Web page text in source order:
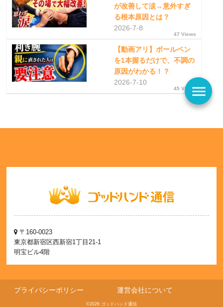
が改善して涙→意外すぎ
る根本原因とは？
2026-7-8
47 Views
【動画アリ】ボールペン
を1本握るだけで、不調の
原因がわかる！？
2026-7-10
45 Viewsmenu
〒160-0023
東京都新宿区西新宿1丁目21-1
明宝ビル4階
プライバシーポリシー 運営会社について
©2026 ゴッドハンド通信